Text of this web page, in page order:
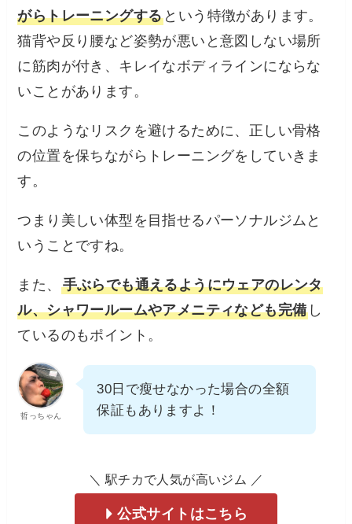
がらトレーニングする という特徴があります。
猫背や反り腰など姿勢が悪いと意図しない場所
に筋肉が付き、キレイなボディラインにならな
いことがあります。
このようなリスクを避けるために、正しい骨格
の位置を保ちながらトレーニングをしていきま
す。
つまり美しい体型を目指せるパーソナルジムと
いうことですね。
また、 手ぶらでも通えるようにウェアのレンタ
ル、シャワールームやアメニティなども完備 し
ているのもポイント。
哲っちゃん
30日で瘦せなかった場合の全額
保証もありますよ！
＼ 駅チカで人気が高いジム ／
公式サイトはこちら